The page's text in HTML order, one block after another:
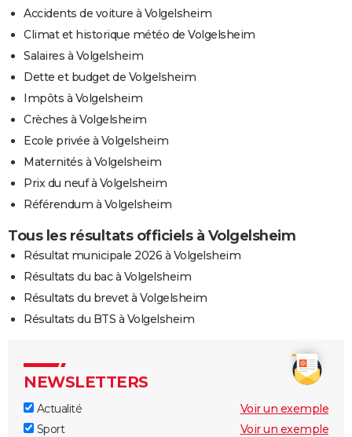
Accidents de voiture à Volgelsheim
Climat et historique météo de Volgelsheim
Salaires à Volgelsheim
Dette et budget de Volgelsheim
Impôts à Volgelsheim
Crèches à Volgelsheim
Ecole privée à Volgelsheim
Maternités à Volgelsheim
Prix du neuf à Volgelsheim
Référendum à Volgelsheim
Tous les résultats officiels à Volgelsheim
Résultat municipale 2026 à Volgelsheim
Résultats du bac à Volgelsheim
Résultats du brevet à Volgelsheim
Résultats du BTS à Volgelsheim
NEWSLETTERS
Actualité
Voir un exemple
Sport
Voir un exemple